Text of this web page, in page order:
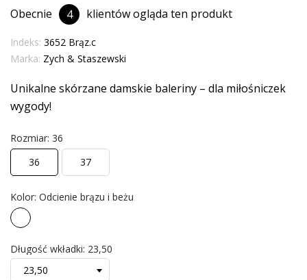
Obecnie 4 klientów ogląda ten produkt
Indeks: 3652 Brąz.c
Marka: Zych & Staszewski
Unikalne skórzane damskie baleriny – dla miłośniczek
wygody!
Rozmiar: 36
36
37
Kolor: Odcienie brązu i beżu
Odcienie
i
beżu
Długość wkładki: 23,50